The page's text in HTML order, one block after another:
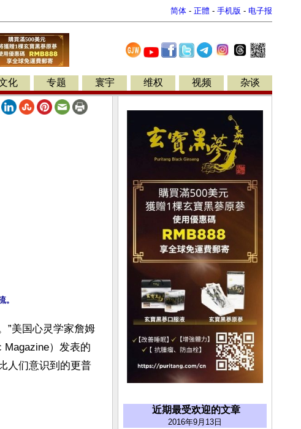
简体 - 正體 - 手机版 - 电子报
化 专题 寰宇 维权 视频 杂谈
”美国心灵学家詹姆
Magazine）发表的
人们意识到的更普
近期最受欢迎的文章
2016年9月13日